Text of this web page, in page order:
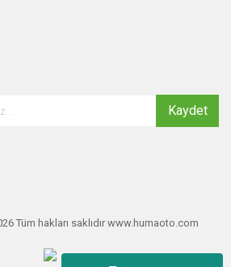
Kaydet
Tüm hakları saklıdır www.humaoto.com